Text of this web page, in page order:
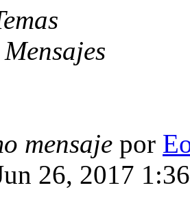
Mensajes
mensaje por
26, 2017